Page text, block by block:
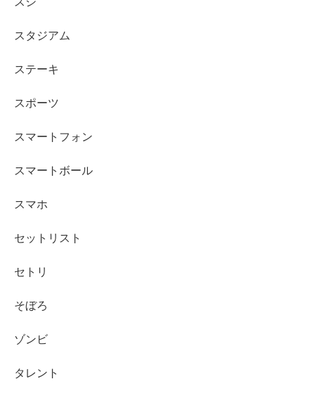
スタジアム
ステーキ
スポーツ
スマートフォン
スマートボール
スマホ
セットリスト
セトリ
そぼろ
ゾンビ
タレント